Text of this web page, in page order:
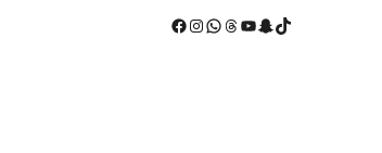
Facebook
Instagram
WhatsApp
Threads
YouTube
Snapchat
TikTok